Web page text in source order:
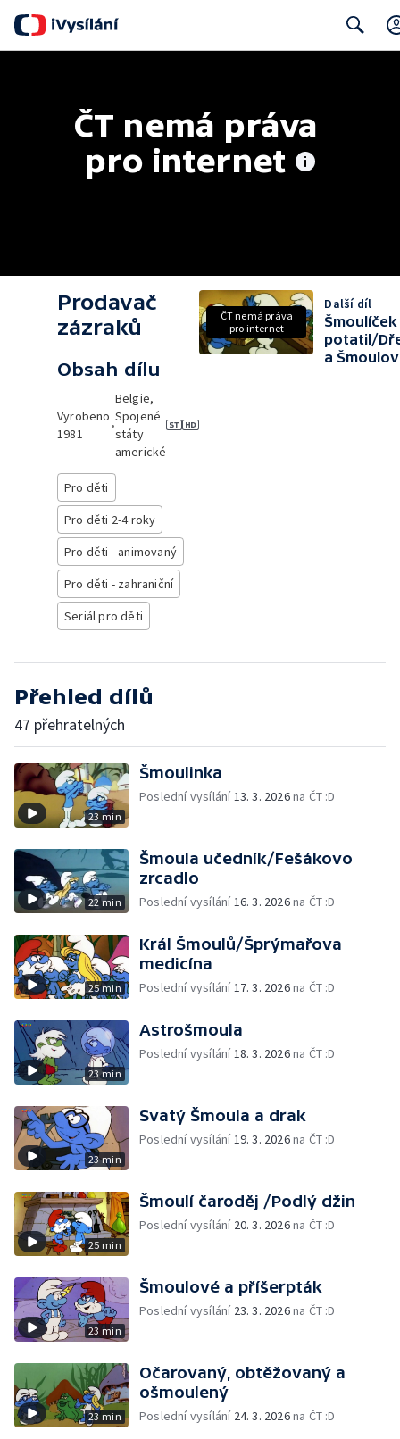
ČT nemá práva
pro internet
Prodavač
zázraků
Obsah dílu
Vyrobeno
1981
•
Belgie,
Spojené
státy
americké
Pro děti
Pro děti 2-4 roky
Pro děti - animovaný
Pro děti - zahraniční
Seriál pro děti
ČT nemá práva
pro internet
Další díl
potatil/
a
Přehled dílů
47 přehratelných
23 min
Šmoulinka
Poslední vysílání13. 3. 2026na ČT :D
22 min
Šmoula učedník/Fešákovo
zrcadlo
Poslední vysílání16. 3. 2026na ČT :D
25 min
Král Šmoulů/Šprýmařova
medicína
Poslední vysílání17. 3. 2026na ČT :D
23 min
Astrošmoula
Poslední vysílání18. 3. 2026na ČT :D
23 min
Svatý Šmoula a drak
Poslední vysílání19. 3. 2026na ČT :D
25 min
Šmoulí čaroděj /Podlý džin
Poslední vysílání 20. 3. 2026na ČT :D
23 min
Šmoulové a příšerpták
Poslední vysílání 23. 3. 2026na ČT :D
23 min
Očarovaný, obtěžovaný a
ošmoulený
Poslední vysílání 24. 3. 2026na ČT :D